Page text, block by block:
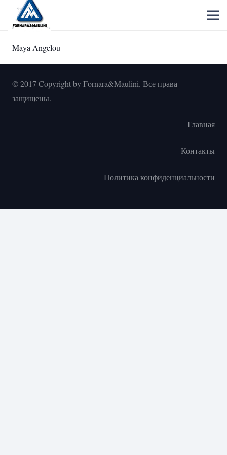
Maya Angelou
© 2017 Copyright by Fornara&Maulini. Все права
защищены.
Главная
Контакты
Политика конфиденциальности